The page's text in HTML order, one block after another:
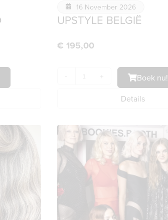
16 November 2026
UPSTYLE BELGIË
€ 195,00
-
Boek nu!
Details